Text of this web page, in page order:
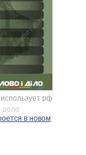
рф
дело
в новом